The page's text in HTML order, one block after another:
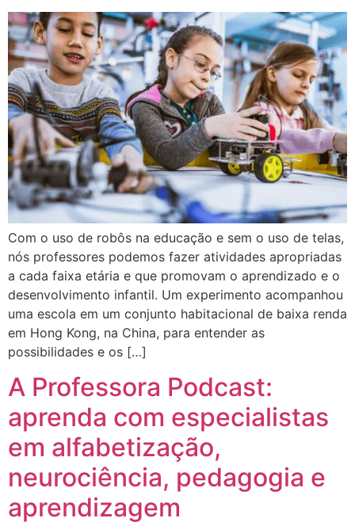
Com o uso de robôs na educação e sem o uso de telas,
nós professores podemos fazer atividades apropriadas
a cada faixa etária e que promovam o aprendizado e o
desenvolvimento infantil. Um experimento acompanhou
uma escola em um conjunto habitacional de baixa renda
em Hong Kong, na China, para entender as
possibilidades e os […]
A Professora Podcast:
aprenda com especialistas
em alfabetização,
neurociência, pedagogia e
aprendizagem